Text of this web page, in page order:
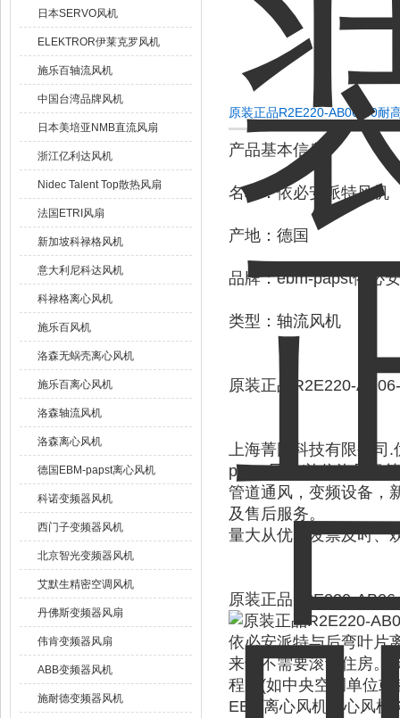
日本SERVO风机
ELEKTROR伊莱克罗风机
施乐百轴流风机
中国台湾品牌风机
日本美培亚NMB直流风扇
浙江亿利达风机
Nidec Talent Top散热风扇
法国ETRI风扇
新加坡科禄格风机
意大利尼科达风机
科禄格离心风机
施乐百风机
洛森无蜗壳离心风机
施乐百离心风机
洛森轴流风机
洛森离心风机
德国EBM-papst离心风机
科诺变频器风机
西门子变频器风机
北京智光变频器风机
艾默生精密空调风机
丹佛斯变频器风扇
伟肯变频器风扇
ABB变频器风机
施耐德变频器风机
原装正品R2E220-AB06-40耐
产品基本信息
名称：依必安派特风机
产地：德国
品牌：ebm-papst依必
类型：轴流风机
原装正品R2E220-
上海菁园科技有限公司
papst风机/施依洛风机
管道通风，变频设备，
及售后服务。
量大从优、发票及时、
原装正品R2E220-
依必安派特与后弯叶片
来说不需要滚动住房。
程序(如中央空调单位
EBM离心风机离心风机